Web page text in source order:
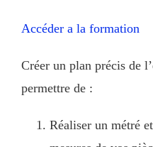
Accéder a la formation
Créer un plan précis de
permettre de :
Réaliser un métré